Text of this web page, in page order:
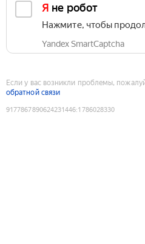
Я не робот
Нажмите, чтобы
Yandex SmartCaptcha
Если у вас возникли проблемы,
обратной связи
9177867890624231446:1786028330